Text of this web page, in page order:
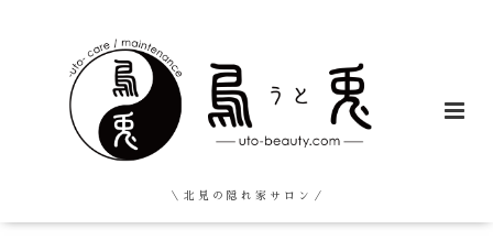
＼ 北 見 の 隠 れ 家 サ ロ ン ／